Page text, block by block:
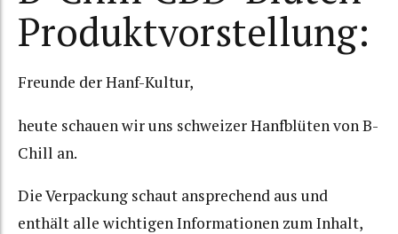
Produktvorstellung:
Freunde der Hanf-Kultur,
heute schauen wir uns schweizer Hanfblüten von B-
Chill an.
Die Verpackung schaut ansprechend aus und
enthält alle wichtigen Informationen zum Inhalt,